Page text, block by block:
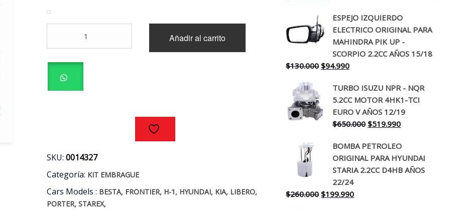
originalactual
$99.990.
SECO
3
HYUNDAI
-
cantidad
Añadir al carrito
SKU:0014327
Categoría: KIT EMBRAGUE
Cars Models : BESTA, FRONTIER, H-1, HYUNDAI, KIA, LIBERO,
PORTER,STAREX,
ESPEJO IZQUIERDO
ELECTRICO ORIGINAL PARA
MAHINDRA PIK UP -
SCORPIO 2.2CC AÑOS 15/18
$130.000 El
original
era:
$130.000.
$94.990El
actual
es:
$94.990.
TURBO ISUZU NPR - NQR
5.2CC MOTOR 4HK1-TCI
EURO V AÑOS 12/19
$650.000 El
original
era:
$650.000.
$519.990El
actual
es:
$519.990.
BOMBA PETROLEO
ORIGINAL PARA HYUNDAI
STARIA 2.2CC D4HB AÑOS
22/24
$260.000 El
$199.990El